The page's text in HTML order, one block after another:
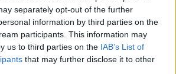
separately opt-out of the further
information by third parties on the
participants. This information may
us to third parties on the IAB’s List of
that may further disclose it to other
φιλοσοφία γύρω από την ύπαρξή του.
Τους είδαν με δαχτυλίδι
αρραβώνων στο Παρίσι ‑
Μήπως διάσημο ζευγάρι έκανε
το επόμενο βήμα;